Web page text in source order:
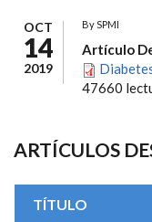
OCT
14
2019
BySPMI
Artículo
47660
ARTÍCULOS
TÍTULO